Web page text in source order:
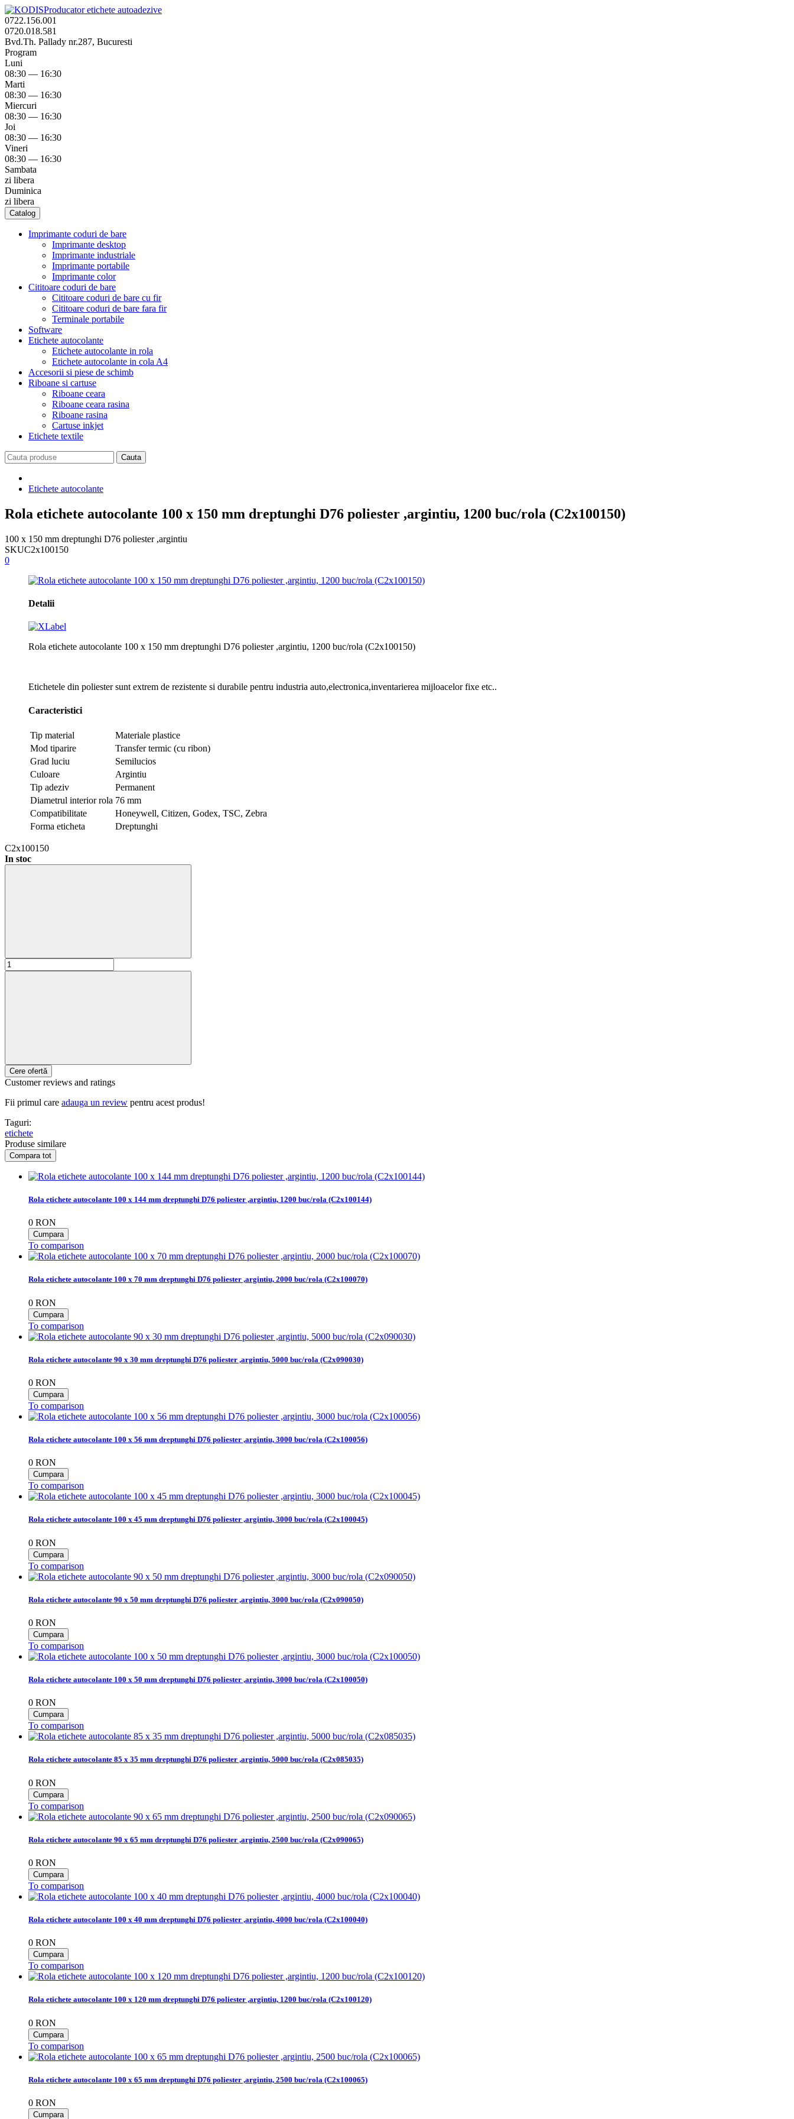
Producator etichete autoadezive
0722.156.001
0720.018.581
Bvd.Th. Pallady nr.287, Bucuresti
Program
Luni
08:30 — 16:30
Marti
08:30 — 16:30
Miercuri
08:30 — 16:30
Joi
08:30 — 16:30
Vineri
08:30 — 16:30
Sambata
zi libera
Duminica
zi libera
Catalog
Imprimante coduri de bare
Imprimante desktop
Imprimante industriale
Imprimante portabile
Imprimante color
Cititoare coduri de bare
Cititoare coduri de bare cu fir
Cititoare coduri de bare fara fir
Terminale portabile
Software
Etichete autocolante
Etichete autocolante in rola
Etichete autocolante in cola A4
Accesorii si piese de schimb
Riboane si cartuse
Riboane ceara
Riboane ceara rasina
Riboane rasina
Cartuse inkjet
Etichete textile
Etichete autocolante
Rola etichete autocolante 100 x 150 mm dreptunghi D76 poliester ,argintiu, 1200 buc/rola (C2x100150)
100 x 150 mm dreptunghi D76 poliester ,argintiu
SKUC2x100150
0
Detalii
Rola etichete autocolante 100 x 150 mm dreptunghi D76 poliester ,argintiu, 1200 buc/rola (C2x100150)
Etichetele din poliester sunt extrem de rezistente si durabile pentru industria auto,electronica,inventarierea mijloacelor fixe etc..
Caracteristici
Tip material
Materiale plastice
Mod tiparire
Transfer termic (cu ribon)
Grad luciu
Semilucios
Culoare
Argintiu
Tip adeziv
Permanent
Diametrul interior rola 76 mm
Compatibilitate
Honeywell, Citizen, Godex, TSC, Zebra
Forma eticheta
Dreptunghi
C2x100150
In stoc
Customer reviews and ratings
Fii primul care adauga un review pentru acest produs!
Taguri:
etichete
Produse similare
Rola etichete autocolante 100 x 144 mm dreptunghi D76 poliester ,argintiu, 1200 buc/rola (C2x100144)
0 RON
To comparison
Rola etichete autocolante 100 x 70 mm dreptunghi D76 poliester ,argintiu, 2000 buc/rola (C2x100070)
0 RON
To comparison
Rola etichete autocolante 90 x 30 mm dreptunghi D76 poliester ,argintiu, 5000 buc/rola (C2x090030)
0 RON
To comparison
Rola etichete autocolante 100 x 56 mm dreptunghi D76 poliester ,argintiu, 3000 buc/rola (C2x100056)
0 RON
To comparison
Rola etichete autocolante 100 x 45 mm dreptunghi D76 poliester ,argintiu, 3000 buc/rola (C2x100045)
0 RON
To comparison
Rola etichete autocolante 90 x 50 mm dreptunghi D76 poliester ,argintiu, 3000 buc/rola (C2x090050)
0 RON
To comparison
Rola etichete autocolante 100 x 50 mm dreptunghi D76 poliester ,argintiu, 3000 buc/rola (C2x100050)
0 RON
To comparison
Rola etichete autocolante 85 x 35 mm dreptunghi D76 poliester ,argintiu, 5000 buc/rola (C2x085035)
0 RON
To comparison
Rola etichete autocolante 90 x 65 mm dreptunghi D76 poliester ,argintiu, 2500 buc/rola (C2x090065)
0 RON
To comparison
Rola etichete autocolante 100 x 40 mm dreptunghi D76 poliester ,argintiu, 4000 buc/rola (C2x100040)
0 RON
To comparison
Rola etichete autocolante 100 x 120 mm dreptunghi D76 poliester ,argintiu, 1200 buc/rola (C2x100120)
0 RON
To comparison
Rola etichete autocolante 100 x 65 mm dreptunghi D76 poliester ,argintiu, 2500 buc/rola (C2x100065)
0 RON